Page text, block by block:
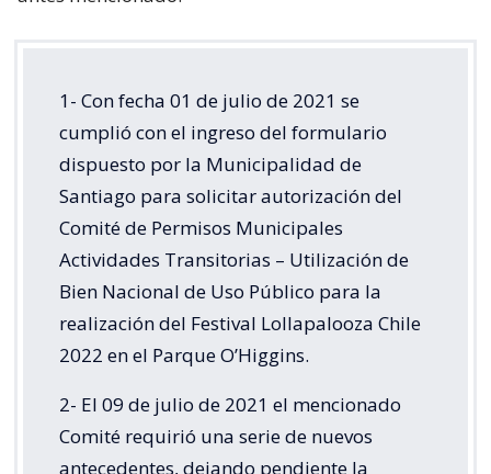
1- Con fecha 01 de julio de 2021 se
cumplió con el ingreso del formulario
dispuesto por la Municipalidad de
Santiago para solicitar autorización del
Comité de Permisos Municipales
Actividades Transitorias – Utilización de
Bien Nacional de Uso Público para la
realización del Festival Lollapalooza Chile
2022 en el Parque O’Higgins.
2- El 09 de julio de 2021 el mencionado
Comité requirió una serie de nuevos
antecedentes, dejando pendiente la